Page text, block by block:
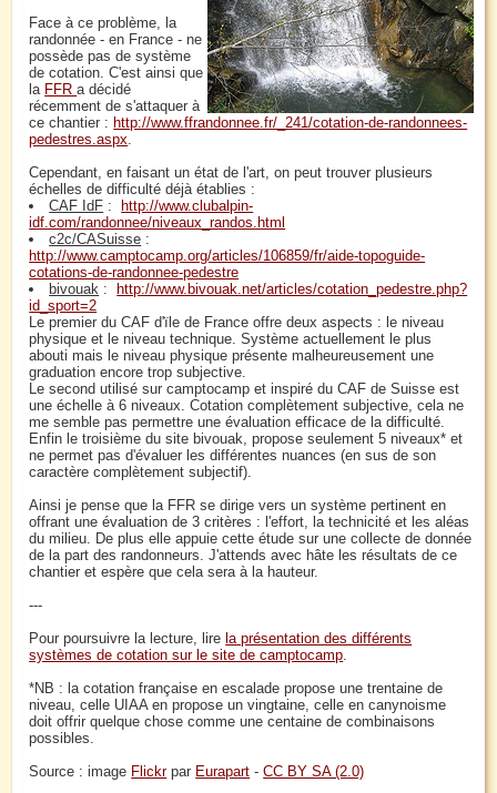
Face à ce problème, la
randonnée - en France - ne
possède pas de système
de cotation. C'est ainsi que
la FFRa décidé
récemment de s'attaquer à
ce chantier : http://www.ffrandonnee.fr/_241/cotation-de-randonnees-
pedestres.aspx.
Cependant, en faisant un état de l'art, on peut trouver plusieurs
échelles de difficulté déjà établies :
CAF IdF :
http://www.clubalpin-
idf.com/randonnee/niveaux_randos.html
c2c/CASuisse :
http://www.camptocamp.org/articles/106859/fr/aide-topoguide-
cotations-de-randonnee-pedestre
bivouak :
http://www.bivouak.net/articles/cotation_pedestre.php?
id_sport=2
Le premier du CAF d'ïle de France offre deux aspects : le niveau
physique et le niveau technique. Système actuellement le plus
abouti mais le niveau physique présente malheureusement une
graduation encore trop subjective.
Le second utilisé sur camptocamp et inspiré du CAF de Suisse est
une échelle à 6 niveaux. Cotation complètement subjective, cela ne
me semble pas permettre une évaluation efficace de la difficulté.
Enfin le troisième du site bivouak, propose seulement 5 niveaux* et
ne permet pas d'évaluer les différentes nuances (en sus de son
caractère complètement subjectif).
Ainsi je pense que la FFR se dirige vers un système pertinent en
offrant une évaluation de 3 critères : l'effort, la technicité et les aléas
du milieu. De plus elle appuie cette étude sur une collecte de donnée
de la part des randonneurs. J'attends avec hâte les résultats de ce
chantier et espère que cela sera à la hauteur.
---
Pour poursuivre la lecture, lire la présentation des différents
systèmes de cotation sur le site de camptocamp.
*NB : la cotation française en escalade propose une trentaine de
niveau, celle UIAA en propose un vingtaine, celle en canynoisme
doit offrir quelque chose comme une centaine de combinaisons
possibles.
Source : image Flickrpar Eurapart -CC BY SA (2.0)